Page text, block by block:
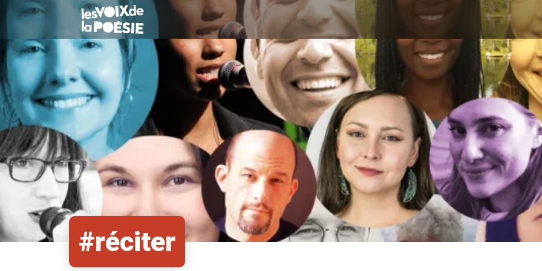
Aller au contenu principal
#réciter